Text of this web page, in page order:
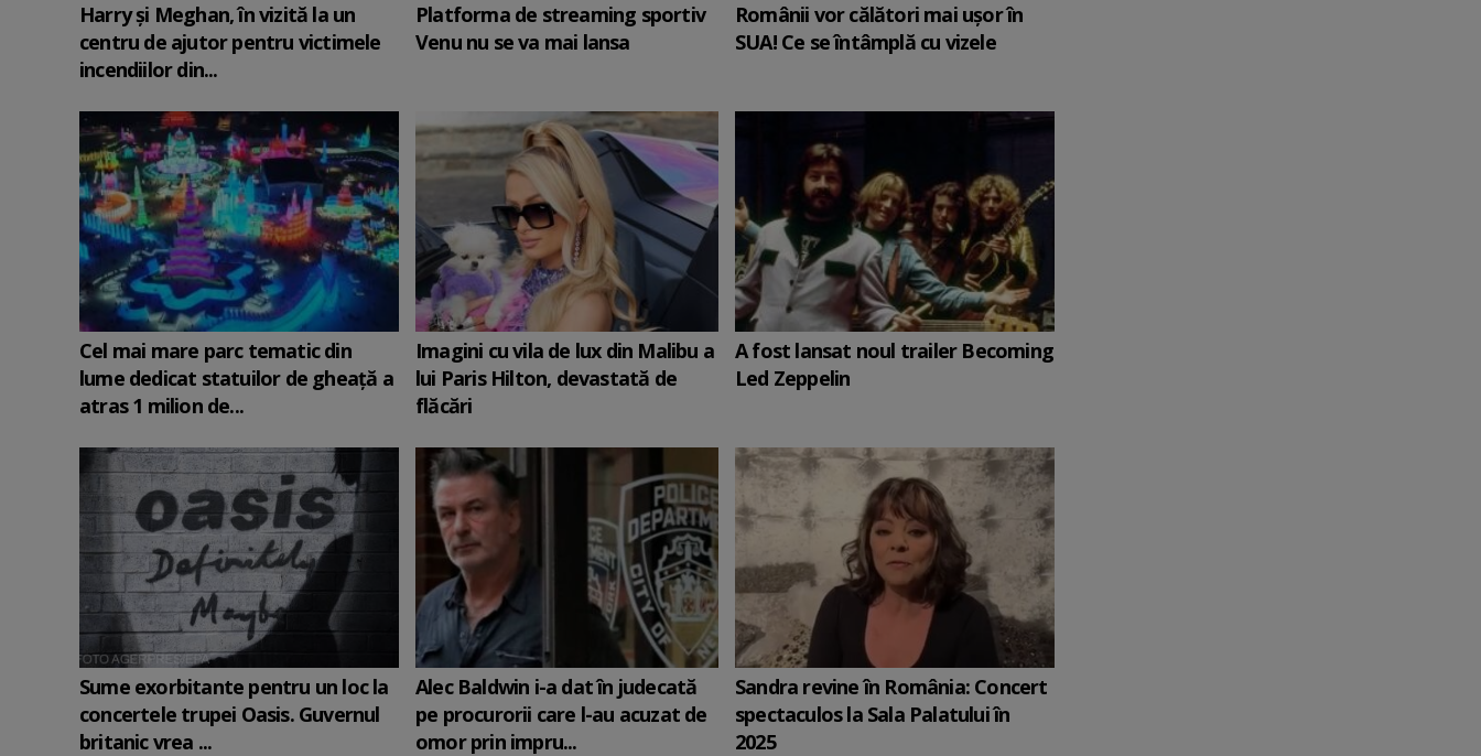
Harry şi Meghan, în vizită la un
centru de ajutor pentru victimele
incendiilor din...
Platforma de streaming sportiv
Venu nu se va mai lansa
Românii vor călători mai ușor în
SUA! Ce se întâmplă cu vizele
Cel mai mare parc tematic din
lume dedicat statuilor de gheaţă a
atras 1 milion de...
Imagini cu vila de lux din Malibu a
lui Paris Hilton, devastată de
flăcări
A fost lansat noul trailer Becoming
Led Zeppelin
Sume exorbitante pentru un loc la
concertele trupei Oasis. Guvernul
britanic vrea ...
Alec Baldwin i-a dat în judecată
pe procurorii care l-au acuzat de
omor prin impru...
Sandra revine în România: Concert
spectaculos la Sala Palatului în
2025